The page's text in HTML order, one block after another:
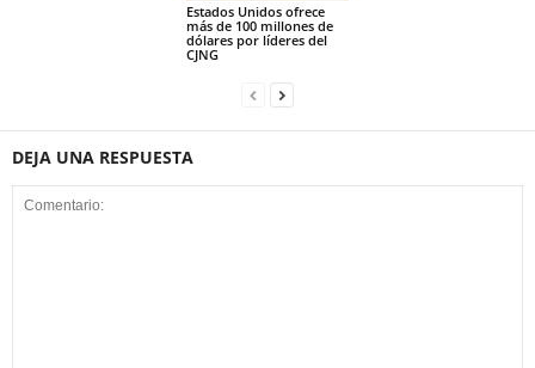
Estados Unidos ofrece
más de 100 millones de
dólares por líderes del
CJNG
DEJA UNA RESPUESTA